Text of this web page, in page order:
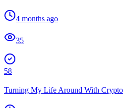
4 months ago
35
58
Turning My Life Around With